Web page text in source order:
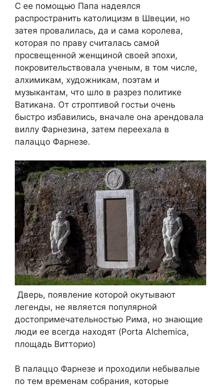
С ее помощью Папа надеялся
распространить католицизм в Швеции, но
затея провалилась, да и сама королева,
которая по праву считалась самой
просвещенной женщиной своей эпохи,
покровительствовала ученым, в том числе,
алхимикам, художникам, поэтам и
музыкантам, что шло в разрез политике
Ватикана. От строптивой гостьи очень
быстро избавились, вначале она арендовала
виллу Фарнезина, затем переехала в
палаццо Фарнезе.
Дверь, появление которой окутывают
легенды, не является популярной
достопримечательностью Рима, но знающие
люди ее всегда находят (Porta Alchemica,
площадь Витторио)
В палаццо Фарнезе и проходили небывалые
по тем временам собрания, которые